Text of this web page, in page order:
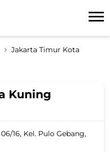
Jakarta Timur Kota
Kuning
16, Kel. Pulo Gebang,